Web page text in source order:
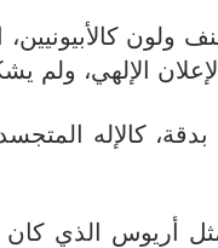
الإلهي،
كالإله
أريوس الذي كان